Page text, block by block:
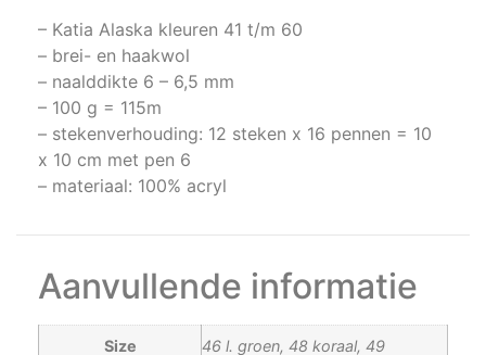
– Katia Alaska kleuren 41 t/m 60
– brei- en haakwol
– naalddikte 6 – 6,5 mm
– 100 g = 115m
– stekenverhouding: 12 steken x 16 pennen = 10
x 10 cm met pen 6
– materiaal: 100% acryl
Aanvullende informatie
Size
46 l. groen, 48 koraal, 49